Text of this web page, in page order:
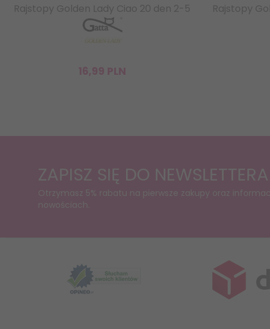
Rajstopy Golden Lady Ciao 20 den 2-5
16,99 PLN
Rajstopy
ZAPISZ SIĘ DO NEWSLETTERA
Otrzymasz 5% rabatu na pierwsze zakupy oraz
nowościach.